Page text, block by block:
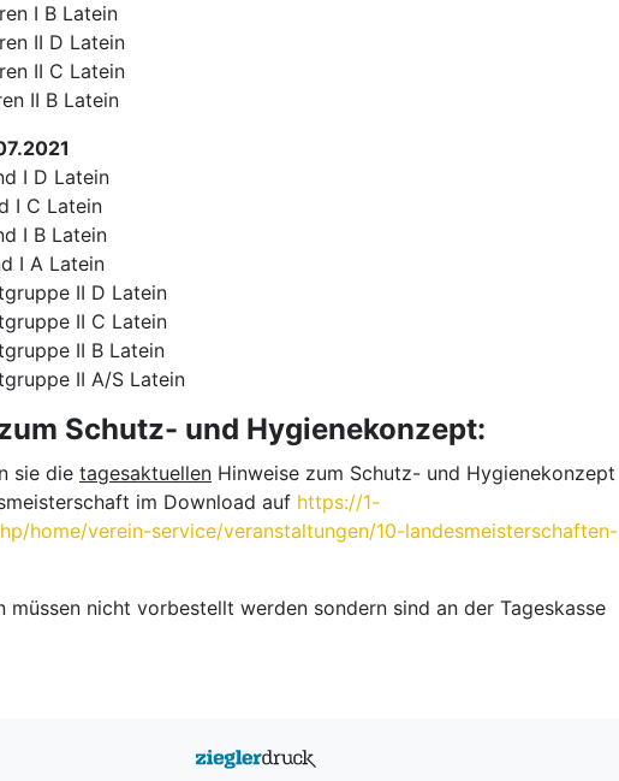
I B Latein
II D Latein
II C Latein
II B Latein
I D Latein
I C Latein
I B Latein
I A Latein
II D Latein
II C Latein
II B Latein
II A/S Latein
Schutz- und Hygienekonzept:
sie die tagesaktuellen Hinweise zum Schutz- und Hygienekonzept
im Download auf https://1-
home/verein-service/veranstaltungen/10-landesmeisterschaften-
müssen nicht vorbestellt werden sondern sind an der Tageskasse